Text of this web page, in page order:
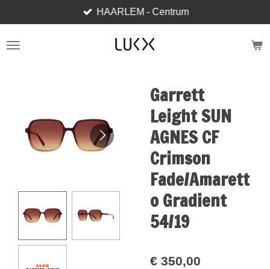
direct
naar
HAARLEM - Centrum
Garrett
Leight SUN
AGNES CF
Crimson
Fade/Amarett
o Gradient
54/19
€ 350,00